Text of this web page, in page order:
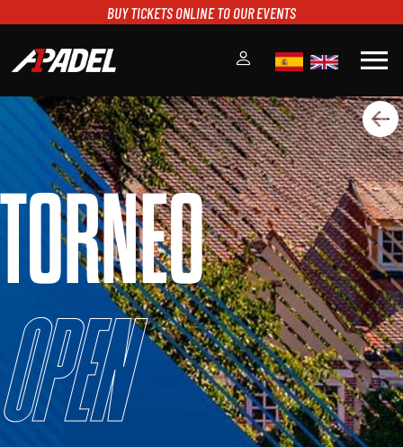
BUY TICKETS ONLINE TO OUR EVENTS
menu
A1PADEL
RANKING
CALENDARIO
TORNEOS
NOTICIAS
MULTIMEDIA
SCOREBOARD
STREAMING
TORNEO
Open